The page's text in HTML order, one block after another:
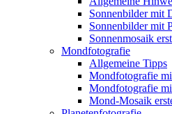
Sonnenbilder mit
Sonnenbilder mit
Sonnenmosaik
Mondfotografie
Allgemeine Tipps
Mondfotografie
Mondfotografie
Mond-Mosaik